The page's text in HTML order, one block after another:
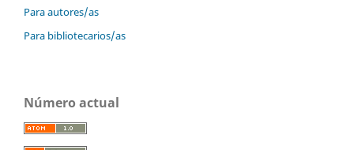
Para autores/as
Para bibliotecarios/as
Número actual